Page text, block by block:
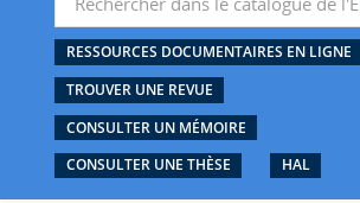
RESSOURCES DOCUMENTAIRES EN LIGNE
TROUVER UNE REVUE
CONSULTER UN MÉMOIRE
CONSULTER UNE THÈSE
HAL